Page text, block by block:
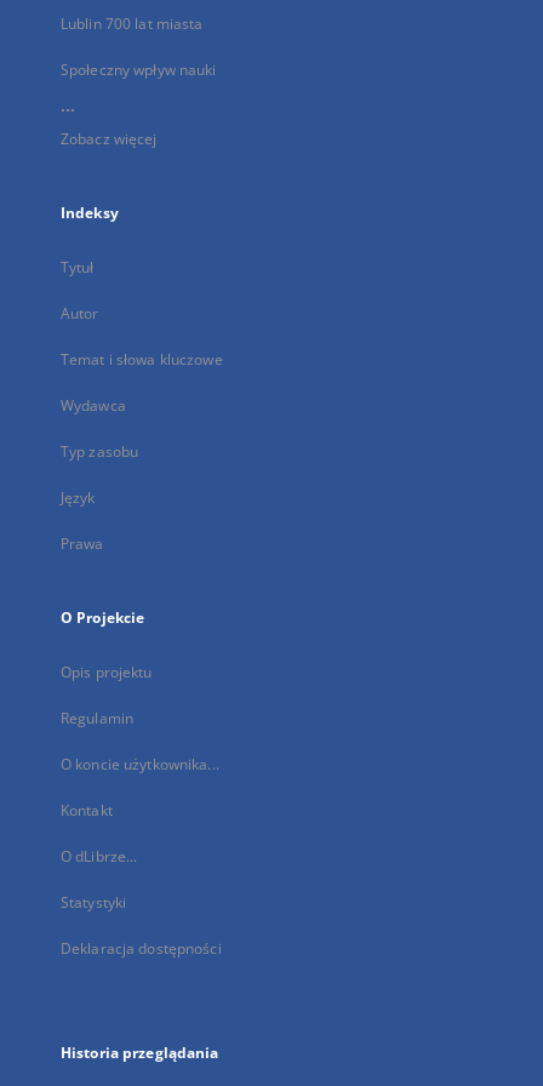
Lublin 700 lat miasta
Społeczny wpływ nauki
...
Zobacz więcej
Indeksy
Tytuł
Autor
Temat i słowa kluczowe
Wydawca
Typ zasobu
Język
Prawa
O Projekcie
Opis projektu
Regulamin
O koncie użytkownika...
Kontakt
O dLibrze...
Statystyki
Deklaracja dostępności
Historia przeglądania